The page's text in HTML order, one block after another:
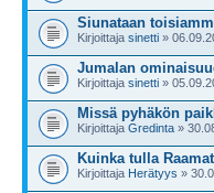
Siunataan
Kirjoittaja sinetti »
Jumalan
Kirjoittaja sinetti »
Missä pyhäkön
Kirjoittaja Gredinta »
Kuinka tulla
Kirjoittaja Herätyys »